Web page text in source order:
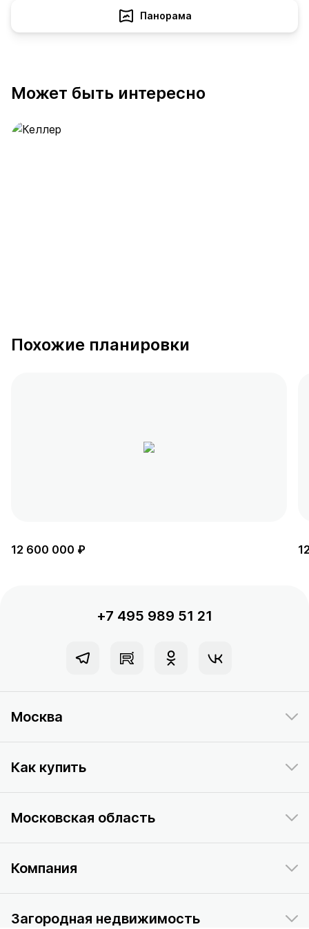
Панорама
Может быть интересно
Похожие планировки
12 600 000 ₽
+7 495 989 51 21
Москва
Как купить
Московская область
Компания
Загородная недвижимость